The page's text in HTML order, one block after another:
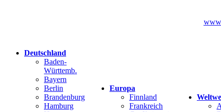
Deutschland
Baden-
Württemb.
Bayern
Berlin
Brandenburg
Hamburg
Europa
Finnland
Frankreich